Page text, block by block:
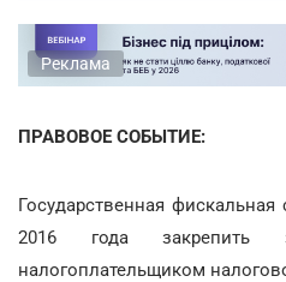
Реклама
ПРАВОВОЕ СОБЫТИЕ:
Государственная
2016 года
налогоплательщиком